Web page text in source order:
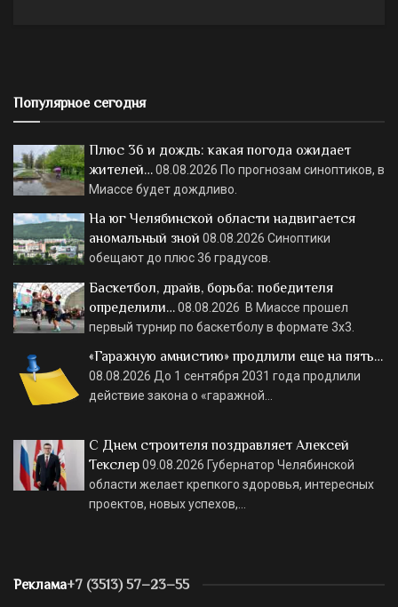
Популярное сегодня
Плюс 36 и дождь: какая погода ожидает
жителей…08.08.2026 По прогнозам синоптиков, в
Миассе будет дождливо.
На юг Челябинской области надвигается
аномальный зной 08.08.2026 Синоптики
обещают до плюс 36 градусов.
Баскетбол, драйв, борьба: победителя
определили…08.08.2026 В Миассе прошел
первый турнир по баскетболу в формате 3х3.
«Гаражную амнистию» продлили еще на пять…
08.08.2026 До 1 сентября 2031 года продлили
действие закона о «гаражной…
С Днем строителя поздравляет Алексей
Текслер09.08.2026 Губернатор Челябинской
области желает крепкого здоровья, интересных
проектов, новых успехов,…
Реклама+7 (3513) 57–23–55